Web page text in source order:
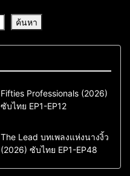
ค้นหา
Action & Adventure
Comedy
Drama
ซีรี่ย์เกาหลีซับไทย
Fifties Professionals (2026)
ซับไทย EP1-EP12
Drama
ซีรี่ย์จีน
ซีรี่ย์จีนซับไทย
The Lead บทเพลงแห่งนางงิ้ว
(2026) ซับไทย EP1-EP48